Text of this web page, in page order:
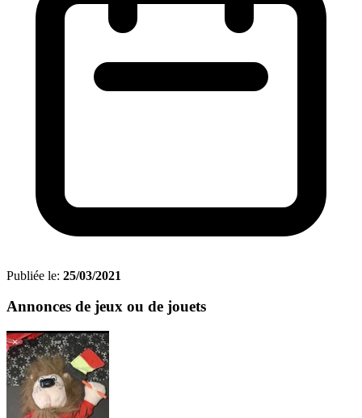
Publiée le: 25/03/2021
Annonces de jeux ou de jouets